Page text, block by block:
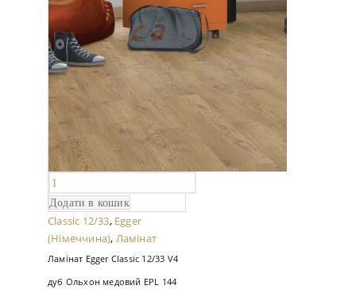
Додати в кошик
Classic 12/33, Egger
(Німеччина), Ламінат
Ламінат Egger Classic 12/33 V4
дуб Ольхон медовий EPL 144